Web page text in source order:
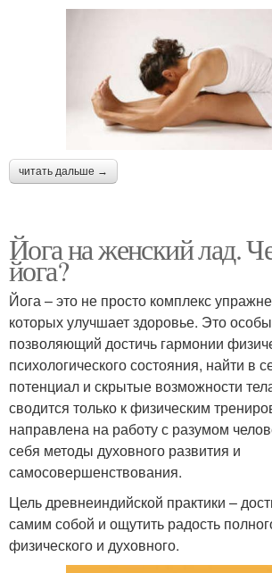
читать дальше →
Йога на женский лад.
йога?
Йога – это не просто комплекс
которых улучшает здоровье. Это
позволяющий достичь гармонии
психологического состояния, найти в
потенциал и скрытые возможности
сводится только к физическим
направлена на работу с разумом
себя методы духовного развития и
самосовершенствования.
Цель древнеиндийской практики –
самим собой и ощутить радость
физического и духовного.